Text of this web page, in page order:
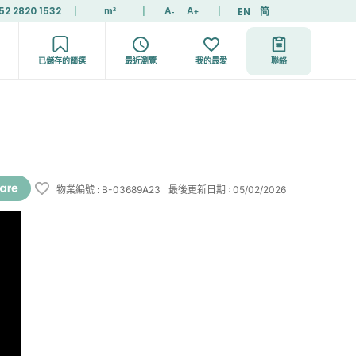
2820 1532 m² A- A+ EN 简
已儲存的篩選 最近瀏覽 我的最愛 聯絡
物業編號 : B-03689A23 最後更新日期 : 05/02/2026